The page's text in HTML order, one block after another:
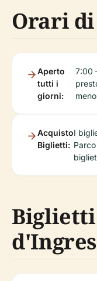
Orari
Aperto
tutti i
giorni:
7:00
Acquisto
Biglietti:
I